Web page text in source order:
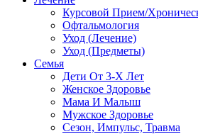
Курсовой Прием/
Офтальмология
Уход (Лечение)
Уход (Предметы)
Семья
Дети От 3-Х Лет
Женское Здоровье
Мама И Малыш
Мужское Здоровье
Сезон, Импульс, Травма